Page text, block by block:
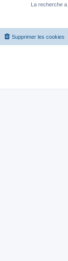
La recherche
Supprimer les cookies